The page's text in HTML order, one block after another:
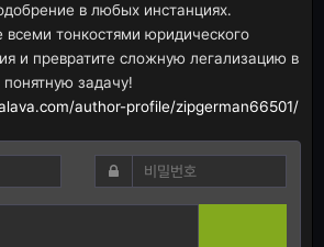
в любых инстанциях.
всеми тонкостями юридического
и превратите сложную легализацию в
задачу!
author-profile/zipgerman66501/